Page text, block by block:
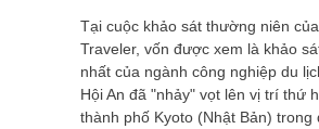
Tại cuộc khảo sát thường niên
Traveler, vốn được xem là khảo
nhất của ngành công nghiệp du
Hội An đã "nhảy" vọt lên vị trí thứ
thành phố Kyoto (Nhật Bản) trong